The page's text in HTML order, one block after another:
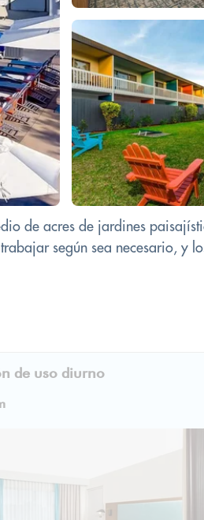
de acres de jardines
según sea necesario, y
de uso diurno